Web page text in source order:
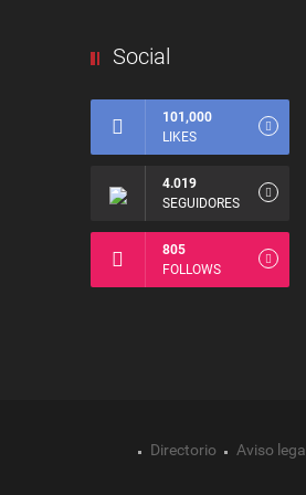
Social
101,000
LIKES
4.019
SEGUIDORES
805
FOLLOWS
Directorio Aviso legal